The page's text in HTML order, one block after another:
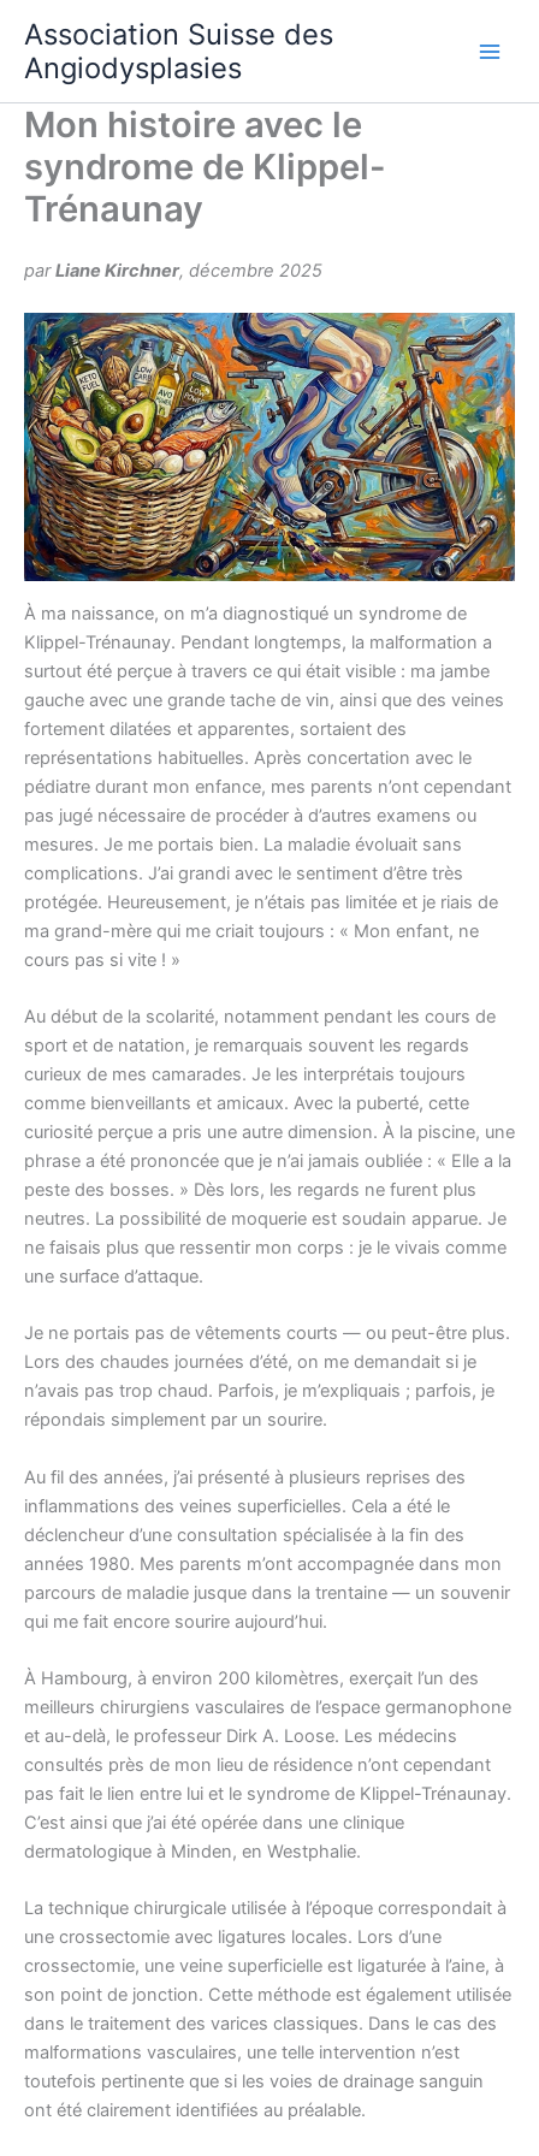
contenu
Association Suisse des
Angiodysplasies
Mon histoire avec le
syndrome de Klippel-
Trénaunay
parLiane Kirchner, décembre 2025
À ma naissance, on m’a diagnostiqué un syndrome de
Klippel-Trénaunay. Pendant longtemps, la malformation a
surtout été perçue à travers ce qui était visible : ma jambe
gauche avec une grande tache de vin, ainsi que des veines
fortement dilatées et apparentes, sortaient des
représentations habituelles. Après concertation avec le
pédiatre durant mon enfance, mes parents n’ont cependant
pas jugé nécessaire de procéder à d’autres examens ou
mesures. Je me portais bien. La maladie évoluait sans
complications. J’ai grandi avec le sentiment d’être très
protégée. Heureusement, je n’étais pas limitée et je riais de
ma grand-mère qui me criait toujours : « Mon enfant, ne
cours pas si vite ! »
Au début de la scolarité, notamment pendant les cours de
sport et de natation, je remarquais souvent les regards
curieux de mes camarades. Je les interprétais toujours
comme bienveillants et amicaux. Avec la puberté, cette
curiosité perçue a pris une autre dimension. À la piscine, une
phrase a été prononcée que je n’ai jamais oubliée : « Elle a la
peste des bosses. » Dès lors, les regards ne furent plus
neutres. La possibilité de moquerie est soudain apparue. Je
ne faisais plus que ressentir mon corps : je le vivais comme
une surface d’attaque.
Je ne portais pas de vêtements courts — ou peut-être plus.
Lors des chaudes journées d’été, on me demandait si je
n’avais pas trop chaud. Parfois, je m’expliquais ; parfois, je
répondais simplement par un sourire.
Au fil des années, j’ai présenté à plusieurs reprises des
inflammations des veines superficielles. Cela a été le
déclencheur d’une consultation spécialisée à la fin des
années 1980. Mes parents m’ont accompagnée dans mon
parcours de maladie jusque dans la trentaine — un souvenir
qui me fait encore sourire aujourd’hui.
À Hambourg, à environ 200 kilomètres, exerçait l’un des
meilleurs chirurgiens vasculaires de l’espace germanophone
et au-delà, le professeur Dirk A. Loose. Les médecins
consultés près de mon lieu de résidence n’ont cependant
pas fait le lien entre lui et le syndrome de Klippel-Trénaunay.
C’est ainsi que j’ai été opérée dans une clinique
dermatologique à Minden, en Westphalie.
La technique chirurgicale utilisée à l’époque correspondait à
une crossectomie avec ligatures locales. Lors d’une
crossectomie, une veine superficielle est ligaturée à l’aine, à
son point de jonction. Cette méthode est également utilisée
dans le traitement des varices classiques. Dans le cas des
malformations vasculaires, une telle intervention n’est
toutefois pertinente que si les voies de drainage sanguin
ont été clairement identifiées au préalable.